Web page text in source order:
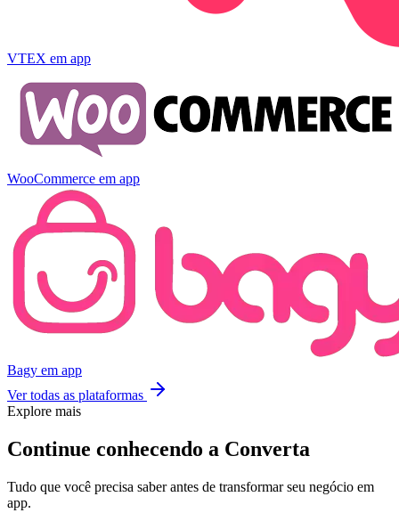
VTEX em app
WooCommerce em app
Bagy em app
Ver todas as plataformas
Explore mais
Continue conhecendo a Converta
Tudo que você precisa saber antes de transformar seu negócio em
app.